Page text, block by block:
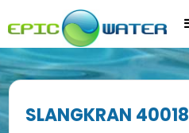
SLANGKRAN 40018